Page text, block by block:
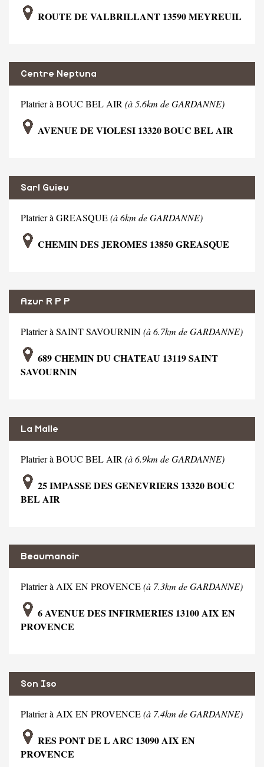
ROUTE DE VALBRILLANT 13590 MEYREUIL
Centre Neptuna
Platrier à BOUC BEL AIR (à 5.6km de GARDANNE)
AVENUE DE VIOLESI 13320 BOUC BEL AIR
Sarl Guieu
Platrier à GREASQUE(à 6km de GARDANNE)
CHEMIN DES JEROMES 13850 GREASQUE
Azur R P P
Platrier à SAINT SAVOURNIN(à 6.7km de GARDANNE)
689 CHEMIN DU CHATEAU 13119 SAINT
SAVOURNIN
La Malle
Platrier à BOUC BEL AIR (à 6.9km de GARDANNE)
25 IMPASSE DES GENEVRIERS 13320 BOUC
BEL AIR
Beaumanoir
Platrier à AIX EN PROVENCE(à 7.3km de GARDANNE)
6 AVENUE DES INFIRMERIES 13100 AIX EN
PROVENCE
Son Iso
Platrier à AIX EN PROVENCE(à 7.4km de GARDANNE)
RES PONT DE L ARC 13090 AIX EN
PROVENCE